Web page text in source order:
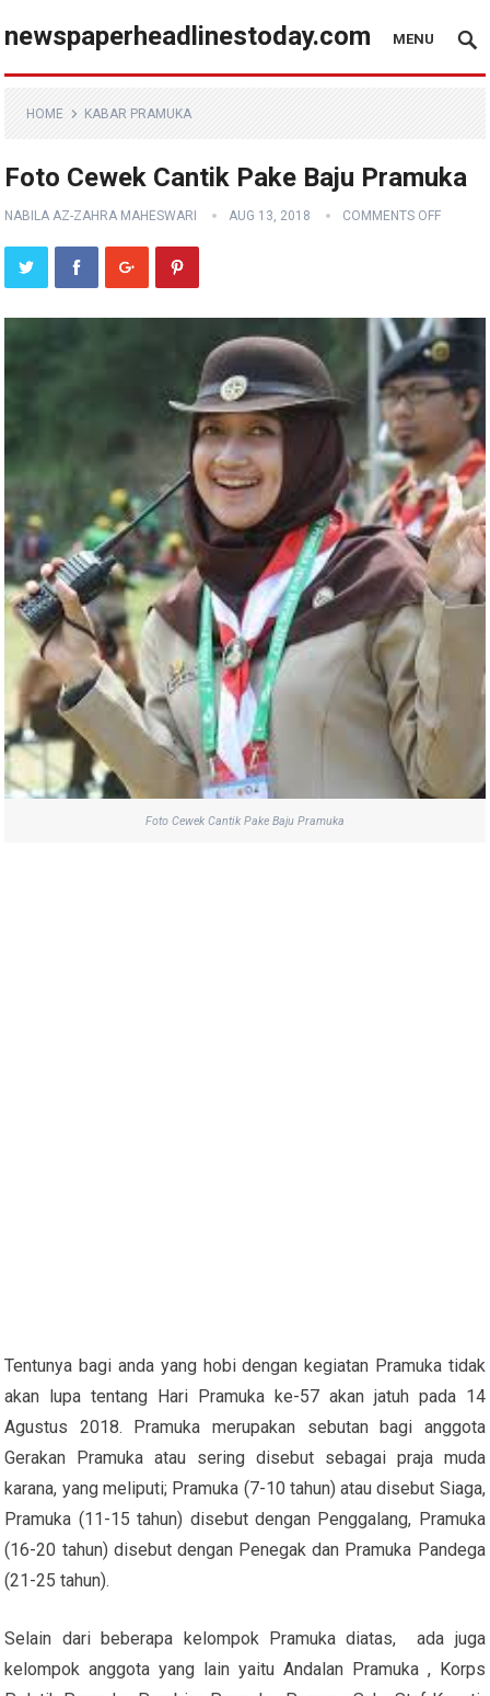
newspaperheadlinestoday.com MENU
HOME KABAR PRAMUKA
Foto Cewek Cantik Pake Baju Pramuka
NABILA AZ-ZAHRA MAHESWARI AUG 13, 2018 COMMENTS OFF
Foto Cewek Cantik Pake Baju Pramuka
Tentunya bagi anda yang hobi dengan kegiatan Pramuka tidak
akan lupa tentang Hari Pramuka ke-57 akan jatuh pada 14
Agustus 2018. Pramuka merupakan sebutan bagi anggota
Gerakan Pramuka atau sering disebut sebagai praja muda
karana, yang meliputi; Pramuka (7-10 tahun) atau disebut Siaga,
Pramuka (11-15 tahun) disebut dengan Penggalang, Pramuka
(16-20 tahun) disebut dengan Penegak dan Pramuka Pandega
(21-25 tahun).
Selain dari beberapa kelompok Pramuka diatas, ada juga
kelompok anggota yang lain yaitu Andalan Pramuka , Korps